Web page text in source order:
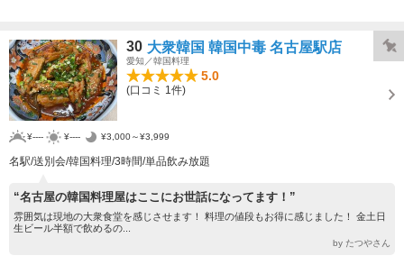
30 大衆韓国 韓国中毒 名古屋駅店
愛知／韓国料理
5.0
(口コミ 1件)
¥---- ¥---- ¥3,000～¥3,999
名駅/送別会/韓国料理/3時間/単品飲み放題
“名古屋の韓国料理屋はここにお世話になってます！”
雰囲気は現地の大衆食堂を感じさせます！ 料理の値段もお得に感じました！ 金土日
生ビール半額で飲めるの...
by たつやさん